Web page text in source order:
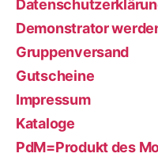
Demonstrator
Gruppenversand
Gutscheine
Impressum
Kataloge
PdM=Produkt des